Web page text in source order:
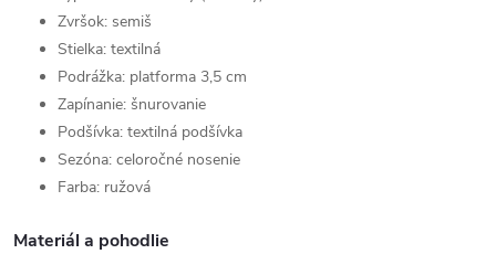
Zvršok: semiš
Stielka: textilná
Podrážka: platforma 3,5 cm
Zapínanie: šnurovanie
Podšívka: textilná podšívka
Sezóna: celoročné nosenie
Farba: ružová
Materiál a pohodlie